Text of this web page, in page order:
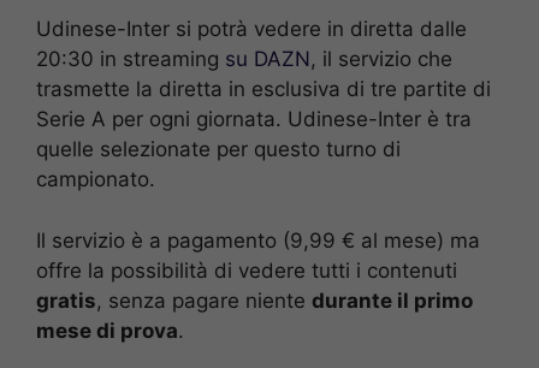
Udinese-Inter si potrà vedere in diretta dalle
20:30 in streaming su DAZN, il servizio che
trasmette la diretta in esclusiva di tre partite di
Serie A per ogni giornata. Udinese-Inter è tra
quelle selezionate per questo turno di
campionato.
Il servizio è a pagamento (9,99 € al mese) ma
offre la possibilità di vedere tutti i contenuti
gratis, senza pagare niente durante il primo
mese di prova.